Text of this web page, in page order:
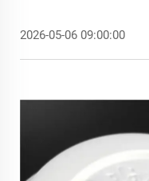
2026-05-06 09:00:00